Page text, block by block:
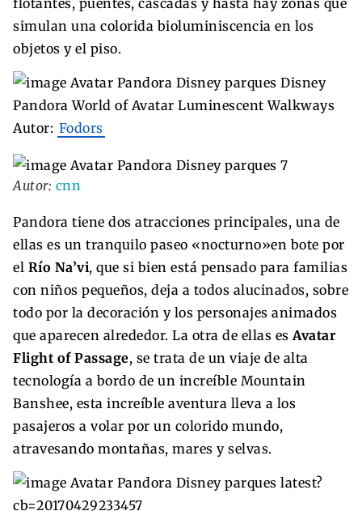
simulan una colorida bioluminiscencia en los
objetos y el piso.
Autor: Fodors
Autor: cnn
Pandora tiene dos atracciones principales, una de
ellas es un tranquilo paseo «nocturno»en bote por
el Río Na’vi, que si bien está pensado para familias
con niños pequeños, deja a todos alucinados, sobre
todo por la decoración y los personajes animados
que aparecen alrededor. La otra de ellas es Avatar
Flight of Passage, se trata de un viaje de alta
tecnología a bordo de un increíble Mountain
Banshee, esta increíble aventura lleva a los
pasajeros a volar por un colorido mundo,
atravesando montañas, mares y selvas.